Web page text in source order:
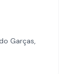
Garças,